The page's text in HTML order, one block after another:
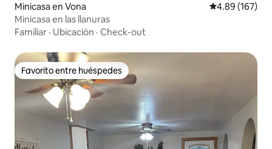
Minicasa en Vona Calificación
4.89 (167)
Minicasa en las llanuras
Familiar · Ubicación · Check-out
Favorito entre huéspedes
Favorito entre huéspedes